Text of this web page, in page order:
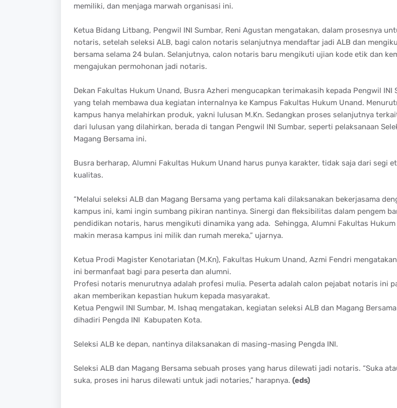
memiliki, dan menjaga marwah organisasi ini.
Ketua Bidang Litbang, Pengwil INI Sumbar, Reni Agustan mengatakan, dalam prosesnya
notaris, setelah seleksi ALB, bagi calon notaris selanjutnya mendaftar jadi ALB dan
bersama selama 24 bulan. Selanjutnya, calon notaris baru mengikuti ujian kode etik dan
mengajukan permohonan jadi notaris.
Dekan Fakultas Hukum Unand, Busra Azheri mengucapkan terimakasih kepada Pengwil INI
yang telah membawa dua kegiatan internalnya ke Kampus Fakultas Hukum Unand.
kampus hanya melahirkan produk, yakni lulusan M.Kn. Sedangkan proses selanjutnya
dari lulusan yang dilahirkan, berada di tangan Pengwil INI Sumbar, seperti pelaksanaan
Magang Bersama ini.
Busra berharap, Alumni Fakultas Hukum Unand harus punya karakter, tidak saja dari segi
kualitas.
“Melalui seleksi ALB dan Magang Bersama yang pertama kali dilaksanakan bekerjasama
kampus ini, kami ingin sumbang pikiran nantinya. Sinergi dan fleksibilitas dalam pengem
pendidikan notaris, harus mengikuti dinamika yang ada. Sehingga, Alumni Fakultas Hukum
makin merasa kampus ini milik dan rumah mereka,” ujarnya.
Ketua Prodi Magister Kenotariatan (M.Kn), Fakultas Hukum Unand, Azmi Fendri
ini bermanfaat bagi para peserta dan alumni.
Profesi notaris menurutnya adalah profesi mulia. Peserta adalah calon pejabat notaris ini
akan memberikan kepastian hukum kepada masyarakat.
Ketua Pengwil INI Sumbar, M. Ishaq mengatakan, kegiatan seleksi ALB dan Magang
dihadiri Pengda INI Kabupaten Kota.
Seleksi ALB ke depan, nantinya dilaksanakan di masing-masing Pengda INI.
Seleksi ALB dan Magang Bersama sebuah proses yang harus dilewati jadi notaris. “Suka
suka, proses ini harus dilewati untuk jadi notaries,” harapnya. (eds)